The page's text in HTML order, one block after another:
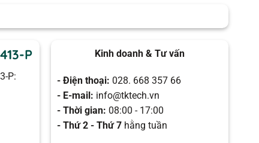
P
P:
Kinh doanh & Tư vấn
- Điện thoại: 028. 668 357 66
- E-mail: info@tktech.vn
- Thời gian: 08:00 - 17:00
- Thứ 2 - Thứ 7 hằng tuần